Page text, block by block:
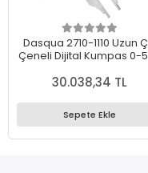
Dasqua 2710-1110 Uzun
Çeneli Dijital Kumpas 0-
30.038,34 TL
Sepete Ekle